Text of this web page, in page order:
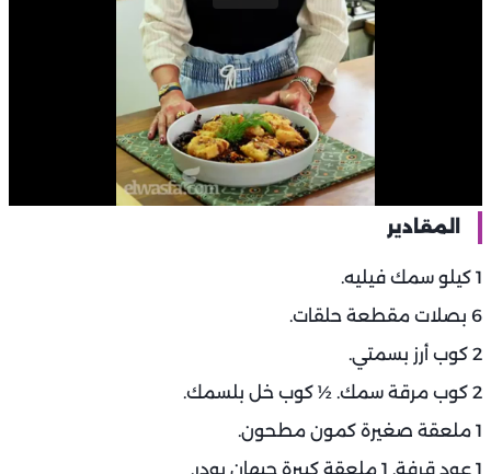
المقادير
1 كيلو سمك فيليه.
6 بصلات مقطعة حلقات.
2 كوب أرز بسمتي.
2 كوب مرقة سمك. ½ كوب خل بلسمك.
1 ملعقة صغيرة كمون مطحون.
1 عود قرفة. 1 ملعقة كبيرة حبهان بودر.